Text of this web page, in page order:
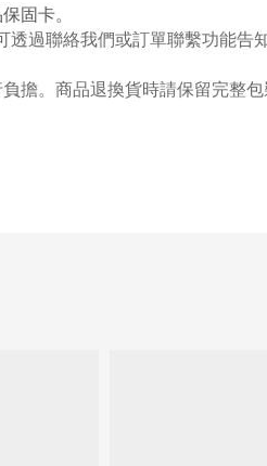
固卡。
過聯絡我們或訂單聯繫功能告
擔。商品退換貨時請保留完整